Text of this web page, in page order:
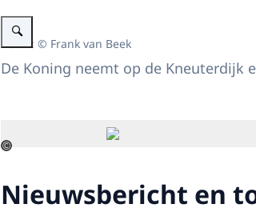
Vergroot afbeelding Koning Willem-Alexander bij
Beeld: © Frank van Beek
De Koning neemt op de Kneuterdijk
©
Nieuwsbericht en